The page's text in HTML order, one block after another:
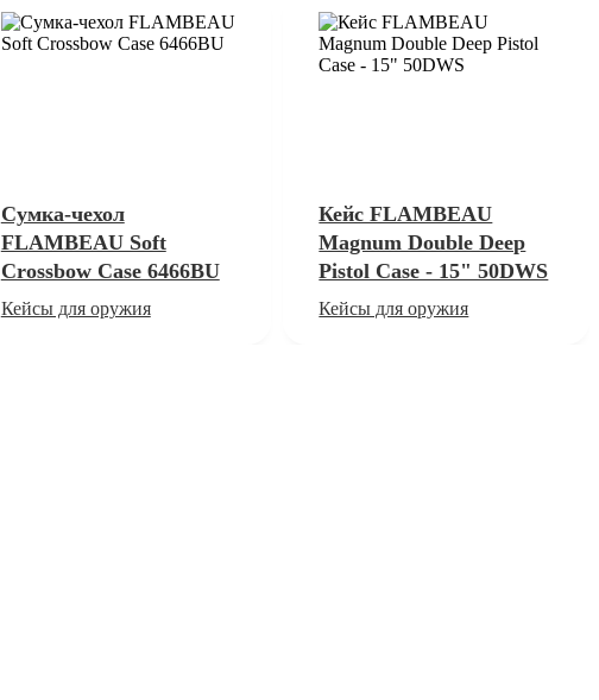
Сумка-чехол
FLAMBEAU Soft
Crossbow Case 6466BU
Кейсы для оружия
Кейс FLAMBEAU
Magnum Double Deep
Pistol Case - 15" 50DWS
Кейсы для оружия